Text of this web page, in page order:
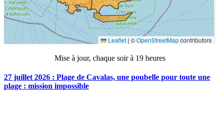
Mise à jour, chaque soir à 19 heures
27 juillet 2026 : Plage de Cavalas, une poubelle pour toute une
plage : mission impossible